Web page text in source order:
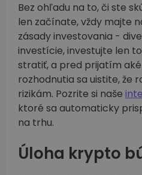
Bez ohľadu na to, či ste
len začínate, vždy majte
zásady investovania -
investície, investujte len
stratiť, a pred prijatím
rozhodnutia sa uistite, že
rizikám. Pozrite si naše
ktoré sa automaticky
na trhu.
Úloha krypto